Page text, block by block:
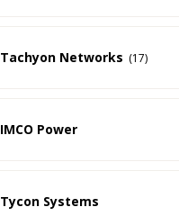
Tachyon Networks 17
IMCO Power
Tycon Systems